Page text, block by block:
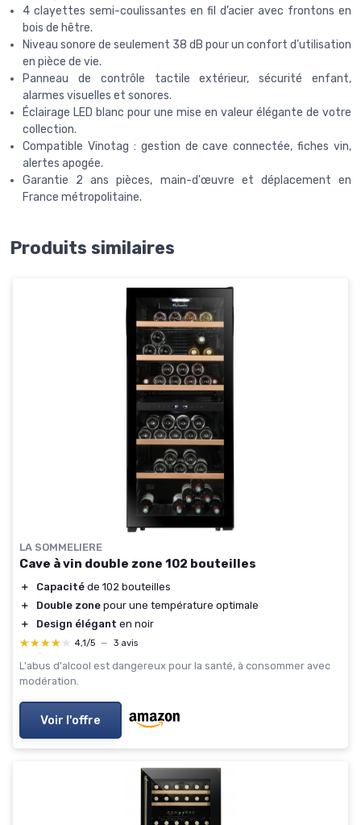
4 clayettes semi-coulissantes en fil d’acier avec frontons en
bois de hêtre.
Niveau sonore de seulement 38 dB pour un confort d’utilisation
en pièce de vie.
Panneau de contrôle tactile extérieur, sécurité enfant,
alarmes visuelles et sonores.
Éclairage LED blanc pour une mise en valeur élégante de votre
collection.
Compatible Vinotag : gestion de cave connectée, fiches vin,
alertes apogée.
Garantie 2 ans pièces, main-d'œuvre et déplacement en
France métropolitaine.
Produits similaires
LA SOMMELIERE
Cave à vin double zone 102 bouteilles
＋ Capacité de 102 bouteilles
＋
Double zone pour une température optimale
＋
Design élégant en noir
★★★★★
★★★★★ 4,1/5 — 3 avis
L'abus d'alcool est dangereux pour la santé, à consommer avec
modération.
Voir l'offre